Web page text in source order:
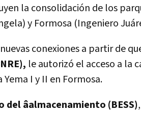
la consolidación de los
y Formosa (Ingeniero
conexiones a partir de
le autorizó el acceso a la
Yema I y II en Formosa.
âalmacenamiento (BESS)